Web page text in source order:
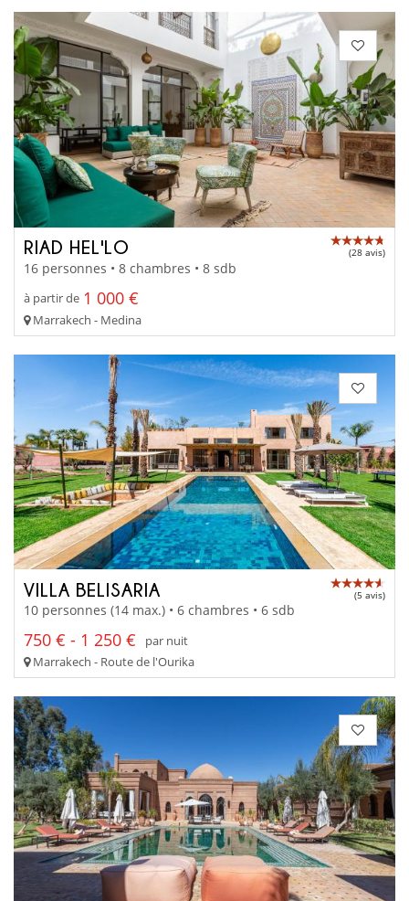
RIAD HEL'LO (28 avis)
16 personnes • 8 chambres • 8 sdb
à partir de 1 000 €
Marrakech - Medina
VILLA BELISARIA (5 avis)
10 personnes (14 max.) • 6 chambres • 6 sdb
750 € - 1 250 €
par nuit
Marrakech - Route de l'Ourika